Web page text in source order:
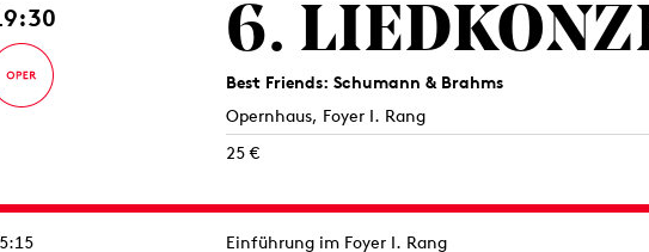
6.
Best Friends: Schumann & Brahms
Opernhaus, Foyer I. Rang
25 €
Einführung im Foyer I. Rang